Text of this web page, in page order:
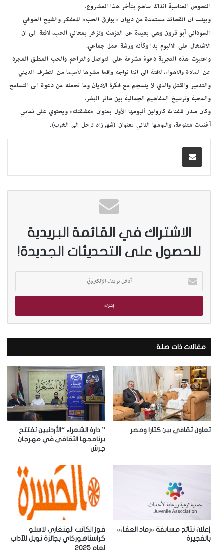
النصوص المناسبة انذاك ساهم بتأخر هذا المشروع.
وبينت ان القصائد مستمدة من ديوان «بوارق الحب» للمفكر والشيخ الصوفي
السوداني أبو قرون وهي بعيدة عن التزمت وتزخر بمعاني الحب، لافتة الى ان
الاشتغال على الالبوم بدا وكأنه ورشة عمل جماعي.
واعتبرت هذه التجربة دعوة مشرعة على التواصل والتراحم والحب المطلق المجرد
عن المادة والاهواء، لافتة الى اننا نواجه واقعا مشوها لاسيما من التطرف الديني
والتدمير والقتل والذي لا ينسجم مع فكرة الاديان وما تحمله من دعوة الى التسامح
والمحبة وترسيخ المفاهيم الجمالية بين سائر البشر.
وكان صدر للفنانة كارولين ألبومها الأول بعنوان «عشقتك» ويحتوي على ثماني
أغنيات متنوعة، والبومها الثاني بعنوان (شهرزاد ترحل الى الغرب).
الاشتراك في القائمة البريدية
للحصول على التحديثات الجديدة!
خ
ب
ي
د
ك
ا
ل
إ
ل
ت
ر
مقالات ذات صلة
تعاون ثقافي بين كتارا ومصر
” دارة الشعراء “الأردنيين تفتتح
برنامجها الثقافي في مهرجان
جرش
إعلان نتائج مسابقة «رماد العقل»
بالفجيرة
فوز الكاتب الهنغاري لاسلو
كراسناهوركاي بجائزة نوبل للآداب
لعام 2025